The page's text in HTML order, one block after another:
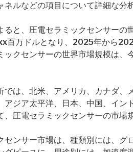
ネルなどの項目について詳細な分
ると、圧電セラミックセンサー
百万ドルとなり、2025年から
ックセンサーの世界市場規模は
では、北米、アメリカ、カナダ、
アジア太平洋、日本、中国、イ
、圧電セラミックセンサーの市場
センサー市場は、種類別には、